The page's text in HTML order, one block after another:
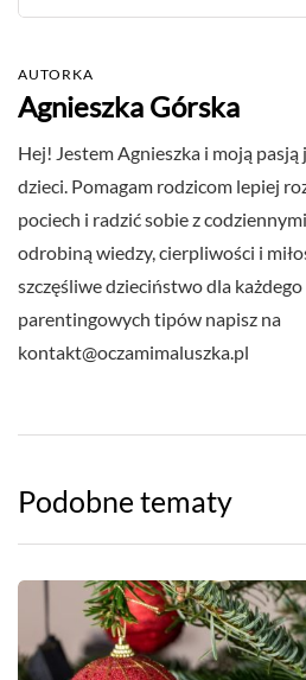
AUTORKA
Agnieszka Górska
Hej! Jestem Agnieszka i moją
dzieci. Pomagam rodzicom lepiej
pociech i radzić sobie z
odrobiną wiedzy, cierpliwości i
szczęśliwe dzieciństwo dla
parentingowych tipów napisz na
kontakt@oczamimaluszka.pl
Podobne tematy